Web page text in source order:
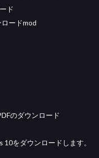
ド
ードmod
のダウンロード
をダウンロードします。